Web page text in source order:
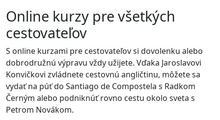
Online kurzy pre všetkých
cestovateľov
S online kurzami pre cestovateľov si dovolenku alebo
dobrodružnú výpravu vždy užijete. Vďaka Jaroslavovi
Konvičkovi zvládnete cestovnú angličtinu, môžete sa
vydať na púť do Santiago de Compostela s Radkom
Černým alebo podniknúť rovno cestu okolo sveta s
Petrom Novákom.